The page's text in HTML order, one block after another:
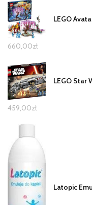
LEGO
660,00zł
LEGO Star
459,00zł
Latopic